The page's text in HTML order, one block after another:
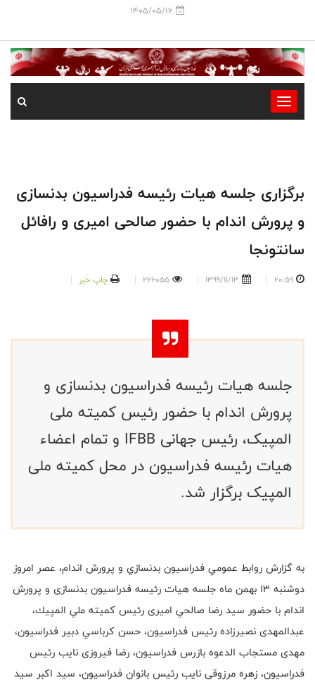
1405/05/16
-
-
-
برگزاری جلسه هیات رئیسه فدراسیون بدنسازی
و پرورش اندام با حضور صالحی امیری و رافائل
سانتونجا
20:59
1399/11/13
266055 چاپ خبر
جلسه هیات رئیسه فدراسیون بدنسازی و
پرورش اندام با حضور رئیس کمیته ملی
المپیک، رئیس جهانی IFBB و تمام اعضاء
هیات رئیسه فدراسیون در محل کمیته ملی
المپیک برگزار شد.
به گزارش روابط عمومي فدراسيون بدنسازي و پرورش اندام، عصر امروز
دوشنبه ١٣ بهمن ماه جلسه هيات رئيسه فدراسیون بدنسازی و پرورش
اندام با حضور سید رضا صالحي اميری رئيس كميته ملي المپيك،
عبدالمهدی نصيرزاده رئيس فدراسيون، حسن كرباسي دبير فدراسيون،
مهدی مستجاب الدعوه بازرس فدراسيون، رضا فیروزی نایب رئیس
فدراسیون، زهره مرزوقی نایب رئیس بانوان فدراسیون، سید اکبر سید